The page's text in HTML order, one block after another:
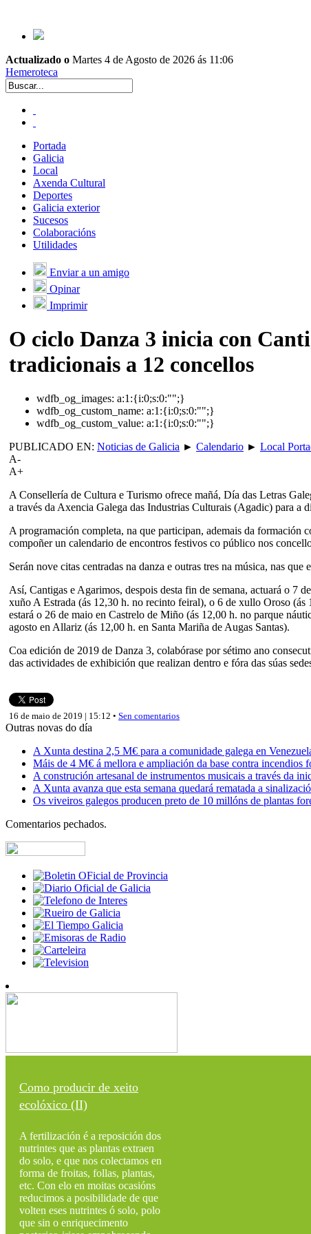
Actualizado o Martes 4 de Agosto de 2026 ás 11:06
Hemeroteca
Portada
Galicia
Local
Axenda Cultural
Deportes
Galicia exterior
Sucesos
Colaboracións
Utilidades
Enviar a un amigo
Opinar
Imprimir
O ciclo Danza 3 inicia con
tradicionais a 12 concellos
wdfb_og_images: a:1:{i:0;s:0:"";}
wdfb_og_custom_name: a:1:{i:0;s:0:"";}
wdfb_og_custom_value: a:1:{i:0;s:0:"";}
PUBLICADO EN: Noticias de Galicia ► Calendario ► Local
A-
A+
A Consellería de Cultura e Turismo ofrece mañá, Día das Letras
a través da Axencia Galega das Industrias Culturais (Agadic) para a
A programación completa, na que participan, ademais da formación
compoñer un calendario de encontros festivos co público nos
Serán nove citas centradas na danza e outras tres na música, nas
Así, Cantigas e Agarimos, despois desta fin de semana, actuará o 7
xuño A Estrada (ás 12,30 h. no recinto feiral), o 6 de xullo Oroso
estará o 26 de maio en Castrelo de Miño (ás 12,00 h. no parque
agosto en Allariz (ás 12,00 h. en Santa Mariña de Augas Santas).
Coa edición de 2019 de Danza 3, colabórase por sétimo ano
das actividades de exhibición que realizan dentro e fóra das súas
16 de maio de 2019 | 15:12 • Sen comentarios
Outras novas do día
A Xunta destina 2,5 M€ para a comunidade galega en
Máis de 4 M€ á mellora e ampliación da base contra incendios
A construción artesanal de instrumentos musicais a través da
A Xunta avanza que esta semana quedará rematada a
Os viveiros galegos producen preto de 10 millóns de plantas
Comentarios pechados.
Como producir de xeito
ecolóxico (II)
A fertilización é a reposición dos
nutrintes que as plantas extraen
do solo, e que nos colectamos en
forma de froitas, follas, plantas,
etc. Con elo en moitas ocasións
reducimos a posibilidade de que
volten eses nutrintes ó solo, polo
que sin o enriquecimento